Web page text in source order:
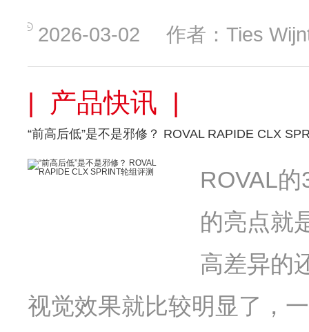
2026-03-02 作者：Ties
| 产品快讯 |
“前高后低”是不是邪修？ ROVAL RAPIDE CLX
ROVAL
的亮点就
高差异的
视觉效果就比较明显了，